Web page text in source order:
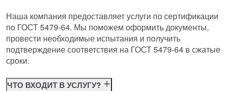
Наша компания предоставляет услуги по сертификации
по ГОСТ 5479-64. Мы поможем оформить документы,
провести необходимые испытания и получить
подтверждение соответствия на ГОСТ 5479-64 в сжатые
сроки.
ЧТО ВХОДИТ В УСЛУГУ?